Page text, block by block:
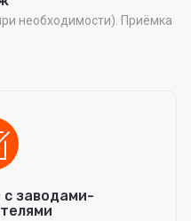
необходимости). Приёмка
с заводами-